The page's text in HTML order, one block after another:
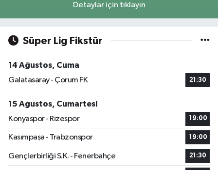
Detaylar için tıklayın
Süper Lig Fikstür
14 Ağustos, Cuma
Galatasaray - Çorum FK
21:30
15 Ağustos, Cumartesi
Konyaspor - Rizespor
19:00
Kasımpaşa - Trabzonspor 19:00
Gençlerbirliği S.K. - Fenerbahçe 21:30